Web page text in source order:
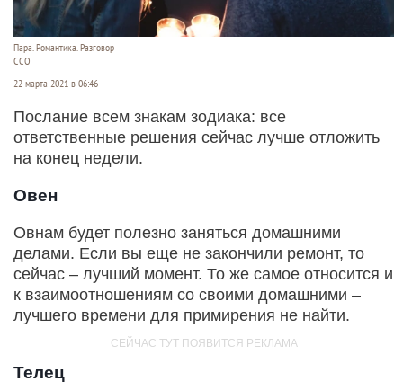
Пара. Романтика. Разговор
ССО
22 марта 2021 в 06:46
Послание всем знакам зодиака: все
ответственные решения сейчас лучше отложить
на конец недели.
Овен
Овнам будет полезно заняться домашними
делами. Если вы еще не закончили ремонт, то
сейчас – лучший момент. То же самое относится и
к взаимоотношениям со своими домашними –
лучшего времени для примирения не найти.
Телец